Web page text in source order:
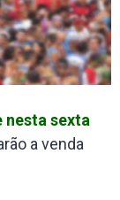
nesta sexta
a venda